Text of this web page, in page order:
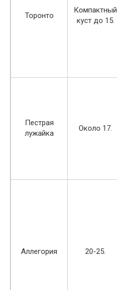
Торонто
Компактный
куст до 15.
Пестрая
лужайка
Около 17.
Аллегория 20-25.